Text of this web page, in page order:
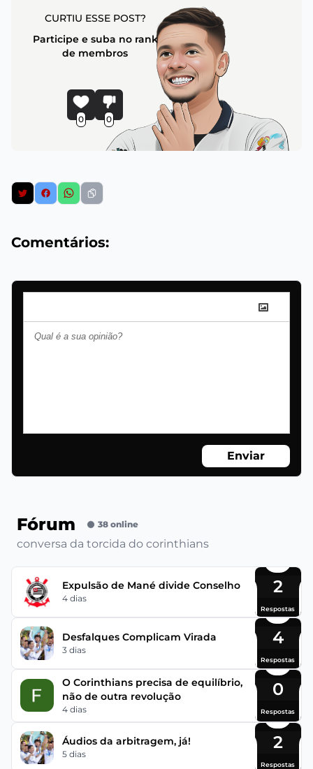
CURTIU ESSE POST?
Participe e suba no rank
de membros
0 0
Comentários:
Enviar
Fórum 38 online
conversa da torcida do corinthians
Expulsão de Mané divide Conselho
4 dias
2
Respostas
Desfalques Complicam Virada
3 dias
4
Respostas
O Corinthians precisa de equilíbrio,
não de outra revolução
4 dias
0
Respostas
Áudios da arbitragem, já!
5 dias
2
Respostas